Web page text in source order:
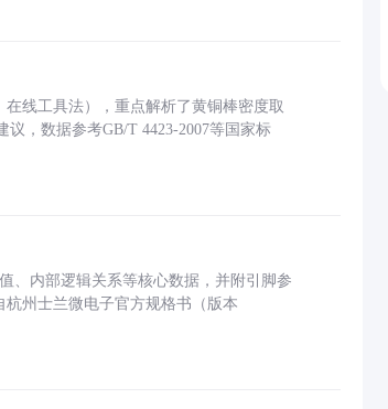
线工具法），重点解析了黄铜棒密度取
，数据参考GB/T 4423-2007等国家标
、内部逻辑关系等核心数据，并附引脚参
州士兰微电子官方规格书（版本